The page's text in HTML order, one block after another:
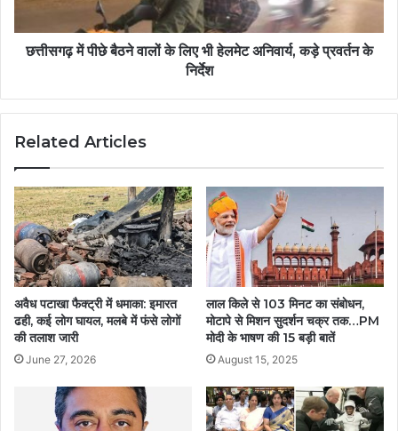
छत्तीसगढ़ में पीछे बैठने वालों के लिए भी हेलमेट अनिवार्य, कड़े प्रवर्तन के
निर्देश
Related Articles
अवैध पटाखा फैक्ट्री में धमाका: इमारत
ढही, कई लोग घायल, मलबे में फंसे लोगों
की तलाश जारी
June 27, 2026
लाल किले से 103 मिनट का संबाेधन,
मोटापे से मिशन सुदर्शन चक्र तक…PM
मोदी के भाषण की 15 बड़ी बातें
August 15, 2025